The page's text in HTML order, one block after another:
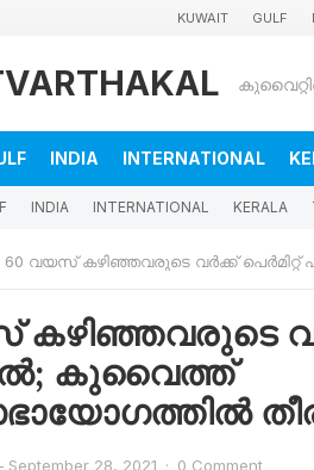
KUWAIT GULF
INDIA INTERNATIONAL
INDIA INTERNATIONAL KERALA
60 വയസ് കഴിഞ്ഞവരുടെ വർക്ക് പെർമിറ്റ് പുതുക്കൽ;
കുവൈത്ത്
September 28, 2021 · 0 Comment